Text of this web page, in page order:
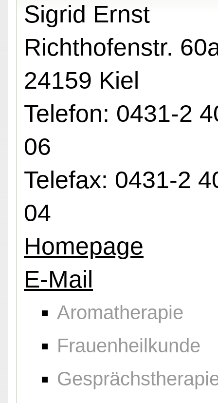
Sigrid Ernst
Richthofenstr.
24159 Kiel
Telefon: 0431-2
06
Telefax: 0431-2
04
Homepage
E-Mail
Aromatherapie
Frauenheilkunde